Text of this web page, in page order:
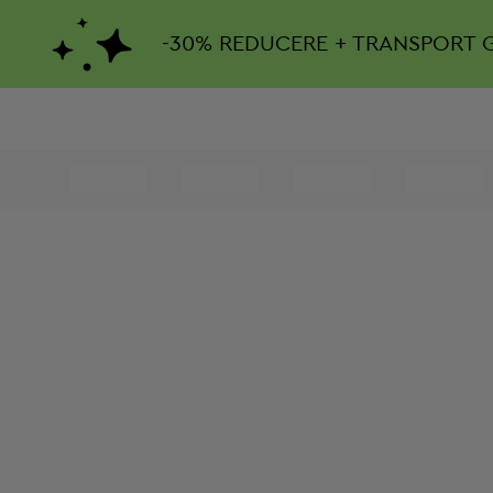
-30% REDUCERE + TRANSPORT